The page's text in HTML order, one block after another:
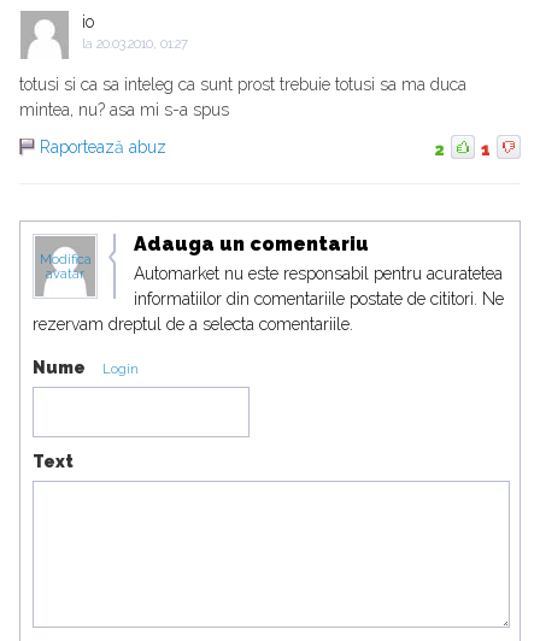
io
la 20.03.2010, 01:27
totusi si ca sa inteleg ca sunt prost trebuie totusi sa ma duca
mintea, nu? asa mi s-a spus
Raportează abuz
2 1
Modifica
avatar
Adauga un comentariu
Automarket nu este responsabil pentru acuratetea
informatiilor din comentariile postate de cititori. Ne
rezervam dreptul de a selecta comentariile.
Nume Login
Text